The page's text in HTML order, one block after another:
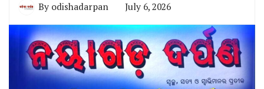
By odishadarpan July 6, 2026